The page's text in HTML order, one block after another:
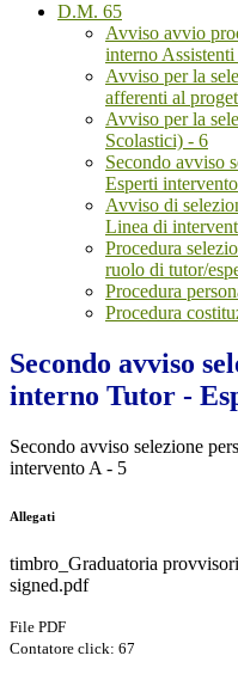
D.M. 65
Avviso avvio
interno
Avviso per la
afferenti al
Avviso per la
Scolastici) - 6
Secondo avviso
Esperti
Avviso di
Linea di
Procedura
ruolo di tutor/
Procedura
Procedura
Secondo avviso
interno Tutor -
Secondo avviso selezione
intervento A - 5
Allegati
timbro_Graduatoria
signed.pdf
File PDF
Contatore click: 67